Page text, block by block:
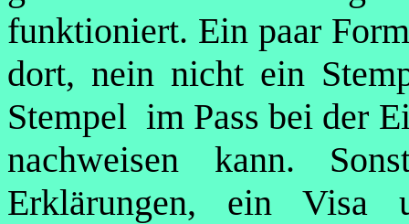
funktioniert. Ein paar
dort, nein nicht ein
Stempel im Pass bei der
nachweisen kann.
Erklärungen, ein